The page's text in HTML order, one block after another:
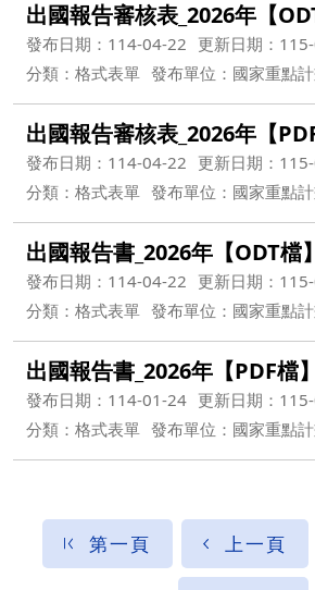
出國報告審核表_2026年【
發布日期：114-04-22 更新日期：
分類：格式表單 發布單位：國家重點
出國報告審核表_2026年【PDF
發布日期：114-04-22 更新日期：
分類：格式表單 發布單位：國家重點
出國報告書_2026年【ODT檔】
發布日期：114-04-22 更新日期：
分類：格式表單 發布單位：國家重點
出國報告書_2026年【PDF檔】
發布日期：114-01-24 更新日期：
分類：格式表單 發布單位：國家重點
第一頁 上一頁